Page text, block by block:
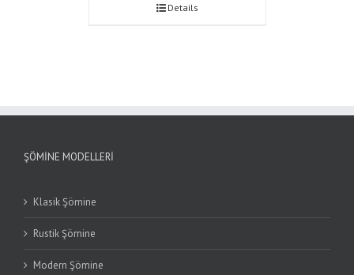
Details
ŞÖMINE MODELLERI
Klasik Şömine
Rustik Şömine
Modern Şömine